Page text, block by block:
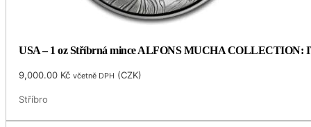
USA – 1 oz Stříbrná mince ALFONS MUCHA COLLECTION:
9,000.00 Kč včetně DPH (CZK)
Stříbro